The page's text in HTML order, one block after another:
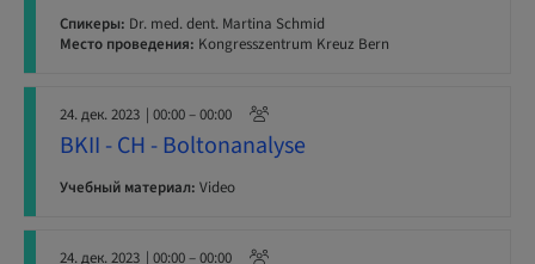
Спикеры: Dr. med. dent. Martina Schmid
Место проведения: Kongresszentrum Kreuz Bern
24. дек. 2023 | 00:00 – 00:00
BKII - CH - Boltonanalyse
Учебный материал: Video
24. дек. 2023 | 00:00 – 00:00